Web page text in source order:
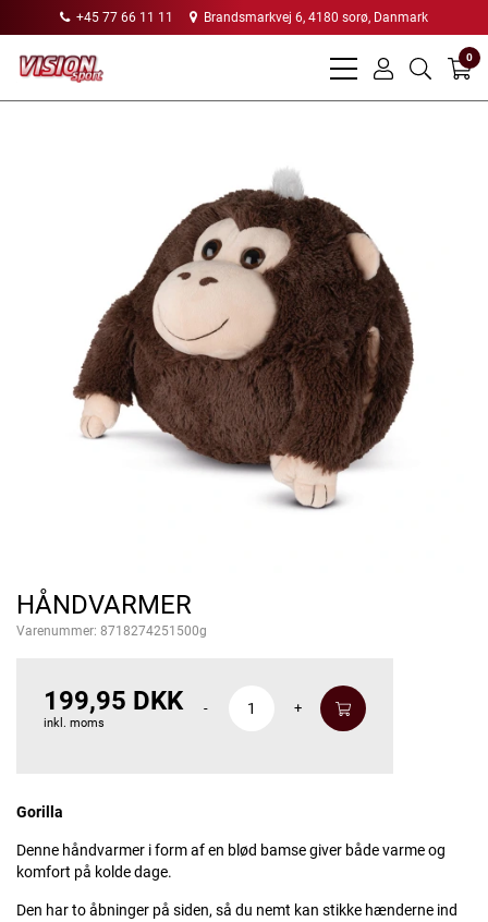
+45 77 66 11 11 Brandsmarkvej 6, 4180 sorø, Danmark
bars
user
search
0
HÅNDVARMER
Varenummer: 8718274251500g
199,95 DKK
inkl. moms
- +
Gorilla
Denne håndvarmer i form af en blød bamse giver både varme og
komfort på kolde dage.
Den har to åbninger på siden, så du nemt kan stikke hænderne ind